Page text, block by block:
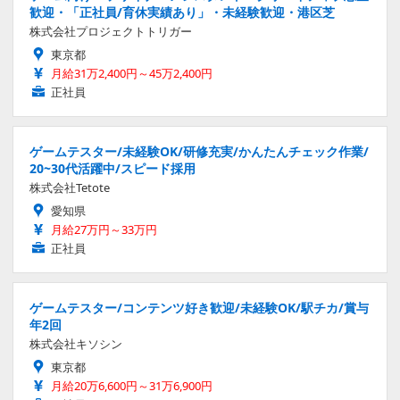
歓迎・「正社員/育休実績あり」・未経験歓迎・港区芝
株式会社プロジェクトトリガー
東京都
月給31万2,400円～45万2,400円
正社員
ゲームテスター/未経験OK/研修充実/かんたんチェック作業/
20~30代活躍中/スピード採用
株式会社Tetote
愛知県
月給27万円～33万円
正社員
ゲームテスター/コンテンツ好き歓迎/未経験OK/駅チカ/賞与
年2回
株式会社キソシン
東京都
月給20万6,600円～31万6,900円